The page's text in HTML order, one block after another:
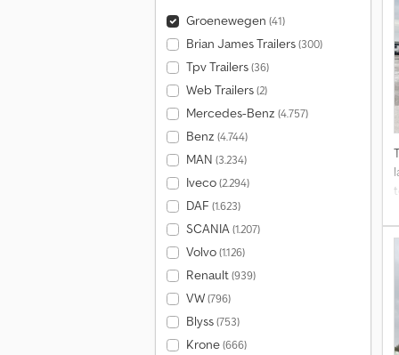
Groenewegen (41)
Brian James Trailers(300)
Tpv Trailers(36)
Web Trailers(2)
Mercedes-Benz (4.757)
Benz (4.744)
MAN (3.234)
Iveco(2.294)
DAF (1.623)
SCANIA(1.207)
Volvo(1.126)
Renault(939)
VW(796)
Blyss(753)
Krone(666)